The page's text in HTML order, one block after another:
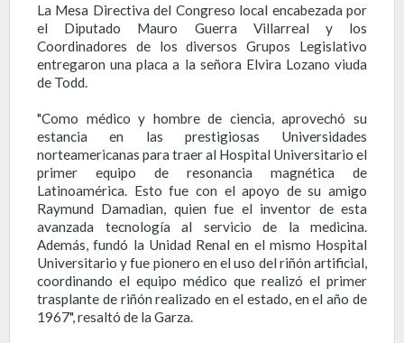
La Mesa Directiva del Congreso local encabezada por
el Diputado Mauro Guerra Villarreal y los
Coordinadores de los diversos Grupos Legislativo
entregaron una placa a la señora Elvira Lozano viuda
de Todd.
"Como médico y hombre de ciencia, aprovechó su
estancia en las prestigiosas Universidades
norteamericanas para traer al Hospital Universitario el
primer equipo de resonancia magnética de
Latinoamérica. Esto fue con el apoyo de su amigo
Raymund Damadian, quien fue el inventor de esta
avanzada tecnología al servicio de la medicina.
Además, fundó la Unidad Renal en el mismo Hospital
Universitario y fue pionero en el uso del riñón artificial,
coordinando el equipo médico que realizó el primer
trasplante de riñón realizado en el estado, en el año de
1967", resaltó de la Garza.